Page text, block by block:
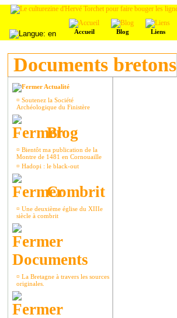
Accueil Blog Liens
Documents bretons
Actualité
¤ Soutenez la Société
Archéologique du Finistère
Blog
¤ Bientôt ma publication de la
Montre de 1481 en Cornouaille
¤ Hadopi : le black-out
Combrit
¤ Une deuxième église du XIIIe
siècle à combrit
Documents
¤ La Bretagne à travers les sources
originales.